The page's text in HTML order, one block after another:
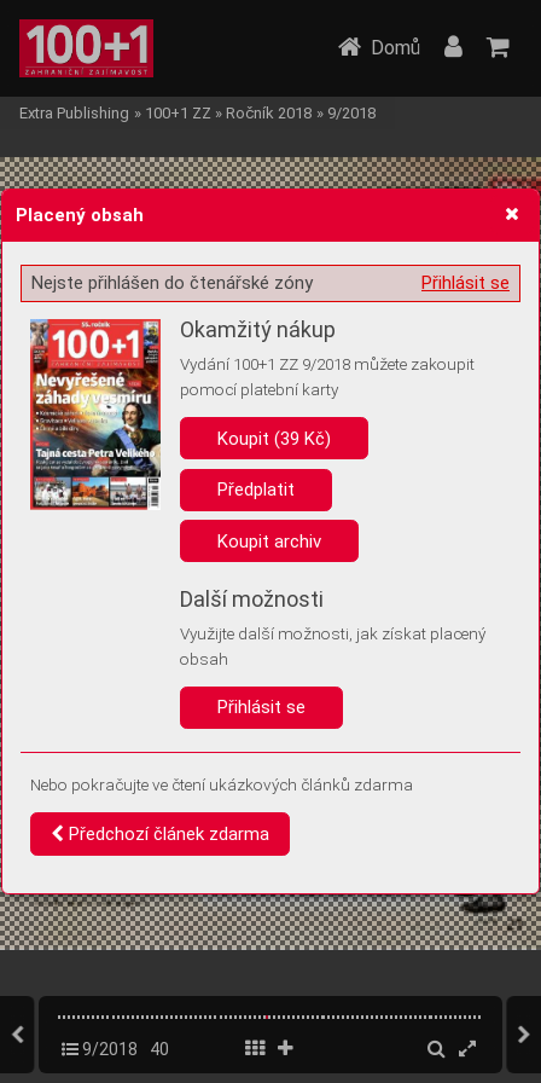
Žádost o souhlas s ukládáním volitelných informací
Pro základní fungování webu nepotřebujeme ukládat žádné informace
(tzv. cookies apod.). Rádi bychom vás ale požádali o souhlas s
uložením volitelných informací:
Anonymní unikátní ID
Díky němu příště poznáme, že se jedná o stejné zařízení, a
Identifikátor je zcela anonymní.
Vaše souhlasy a odmítnutí si ukládáme do vašeho zařízení, abychom se
vás už příště znovu neptali. Můžete je kdykoli později upravit ve Správě
Domů
Extra Publishing » 100+1 ZZ » Ročník 2018 » 9/2018
9/2018 40
Placený obsah
Přihlásit se
Nejste přihlášen do čtenářské zóny
Okamžitý nákup
Vydání 100+1 ZZ 9/2018 můžete zakoupit
pomocí platební karty
Koupit (39 Kč)
Předplatit
Koupit archiv
Další možnosti
Využijte další možnosti, jak získat placený
obsah
Přihlásit se
Nebo pokračujte ve čtení ukázkových článků zdarma
Předchozí článek zdarma